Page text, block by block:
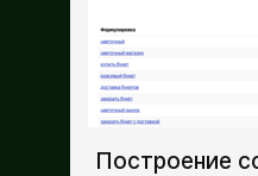
Построение